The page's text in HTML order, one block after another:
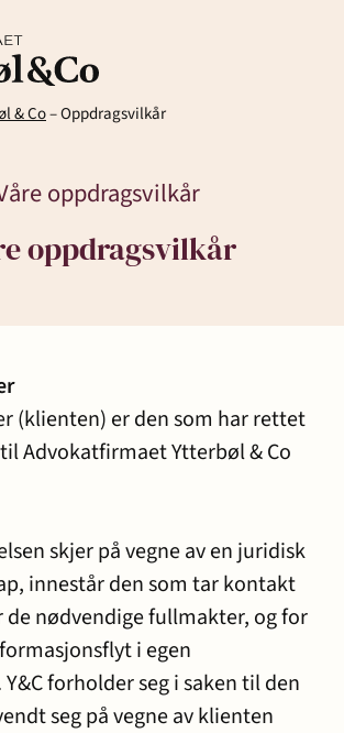
& Co–Oppdragsvilkår
oppdragsvilkår
oppdragsvilkår
(klienten) er den som har rettet
Advokatfirmaet Ytterbøl & Co
skjer på vegne av en juridisk
innestår den som tar kontakt
de nødvendige fullmakter, og for
i egen
forholder seg i saken til den
seg på vegne av klienten
og
Aktuelt
Karriere
& Co